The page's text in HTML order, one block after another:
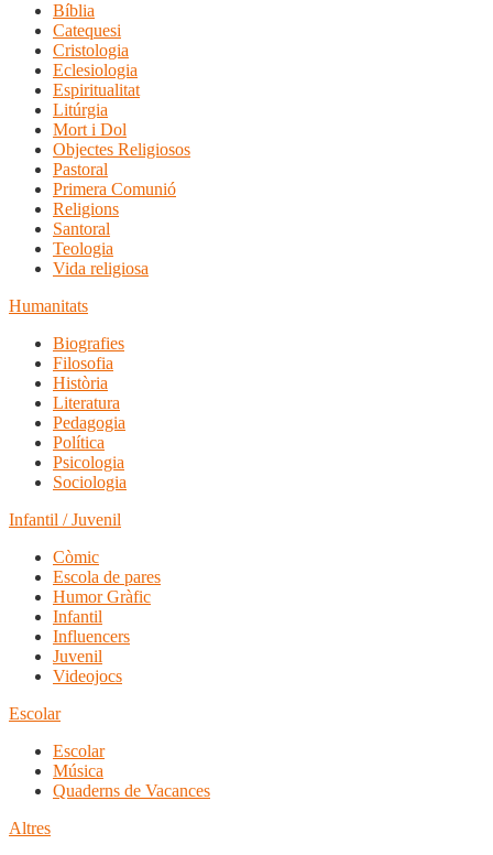
Bíblia
Catequesi
Cristologia
Eclesiologia
Espiritualitat
Litúrgia
Mort i Dol
Objectes Religiosos
Pastoral
Primera Comunió
Religions
Santoral
Teologia
Vida religiosa
Humanitats
Biografies
Filosofia
Història
Literatura
Pedagogia
Política
Psicologia
Sociologia
Infantil / Juvenil
Còmic
Escola de pares
Humor Gràfic
Infantil
Influencers
Juvenil
Videojocs
Escolar
Escolar
Música
Quaderns de Vacances
Altres